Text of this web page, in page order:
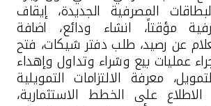
المصرفية الجديدة، إيقاف
مؤقتاً، انشاء ودائع، اضافة
عن رصيد، طلب دفتر شيكات، فتح
عمليات بيع وشراء وتداول وإهداء
معرفة الالتزامات التمويلية
على الخطط الاستثمارية،